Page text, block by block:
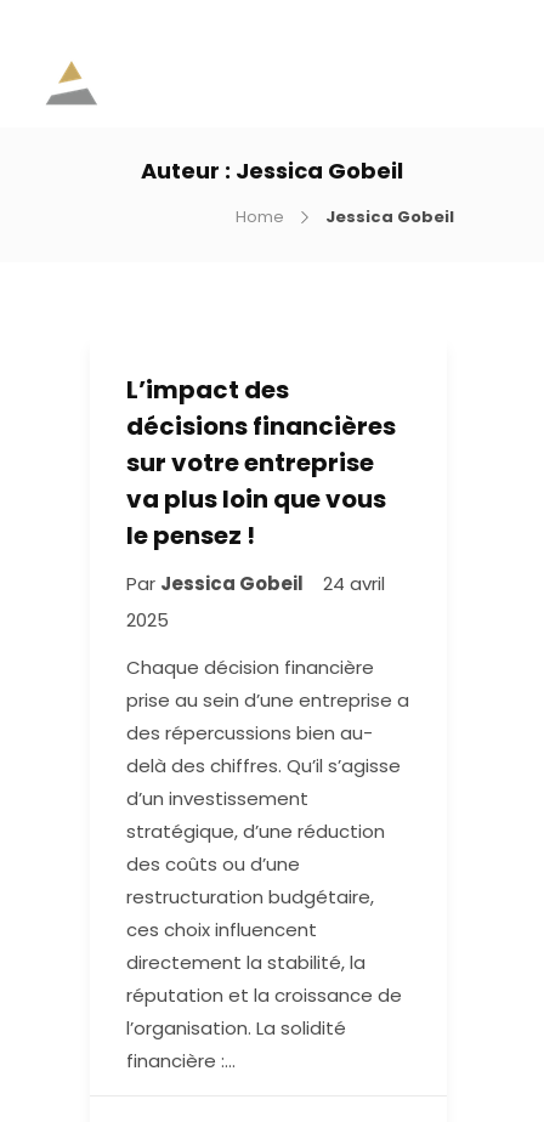
Auteur : Jessica Gobeil
Home Jessica Gobeil
L’impact des
décisions financières
sur votre entreprise
va plus loin que vous
le pensez !
Par Jessica Gobeil
24 avril
2025
Chaque décision financière
prise au sein d’une entreprise a
des répercussions bien au-
delà des chiffres. Qu’il s’agisse
d’un investissement
stratégique, d’une réduction
des coûts ou d’une
restructuration budgétaire,
ces choix influencent
directement la stabilité, la
réputation et la croissance de
l’organisation. La solidité
financière :…